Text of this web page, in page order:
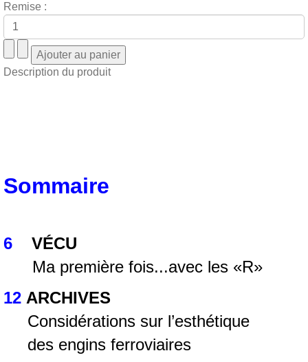
Remise :
Description du produit
Sommaire
6
VÉCU
Ma première fois...avec les «R»
12 ARCHIVES
Considérations sur l’esthétique
des engins ferroviaires